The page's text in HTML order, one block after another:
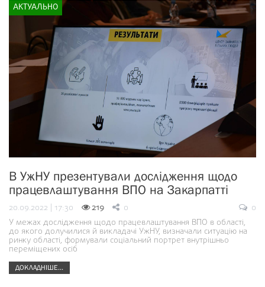
АКТУАЛЬНО
В УжНУ презентували дослідження щодо
працевлаштування ВПО на Закарпатті
20.09.2022 | 17:30 219 0
0
У межах дослідження щодо працевлаштування ВПО в області,
до якого долучилися й викладачі УжНУ, визначали ситуацію на
ринку області, формували соціальний портрет внутрішньо
переміщених осіб
ДОКЛАДНІШЕ...